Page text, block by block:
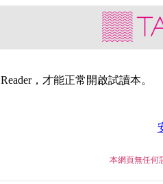
，才能正常開啟試讀本。
本網頁無任何